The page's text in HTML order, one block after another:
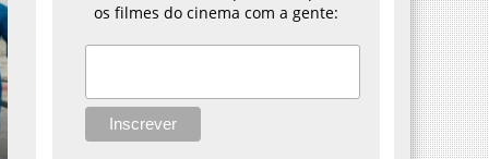
os filmes do cinema com a gente: